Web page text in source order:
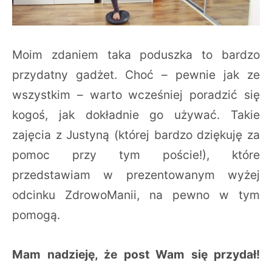
Moim zdaniem taka poduszka to bardzo
przydatny gadżet. Choć – pewnie jak ze
wszystkim – warto wcześniej poradzić się
kogoś, jak dokładnie go używać. Takie
zajęcia z Justyną (której bardzo dziękuję za
pomoc przy tym poście!), które
przedstawiam w prezentowanym wyżej
odcinku ZdrowoManii, na pewno w tym
pomogą.
Mam nadzieję, że post Wam się przydał!